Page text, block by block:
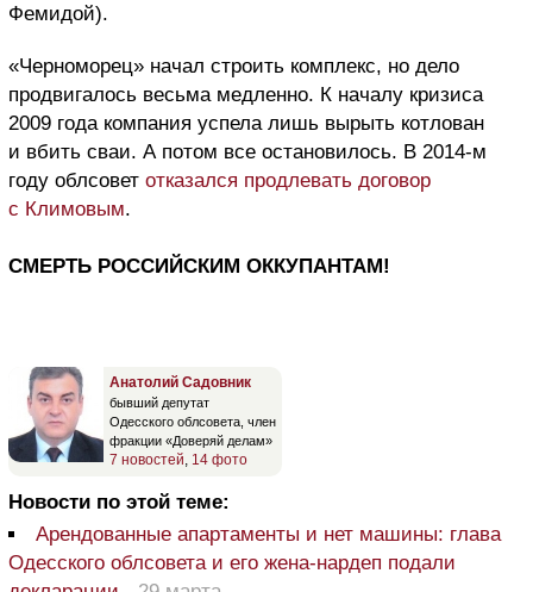
Фемидой).
«Черноморец» начал строить комплекс, но дело
продвигалось весьма медленно. К началу кризиса
2009 года компания успела лишь вырыть котлован
и вбить сваи. А потом все остановилось. В 2014-м
году облсовет отказался продлевать договор
с Климовым.
СМЕРТЬ РОССИЙСКИМ ОККУПАНТАМ!
Анатолий Садовник
бывший депутат
Одесского облсовета, член
фракции «Доверяй делам»
7 новостей 14 фото
Новости по этой теме:
Арендованные апартаменты и нет машины: глава
Одесского облсовета и его жена-нардеп подали